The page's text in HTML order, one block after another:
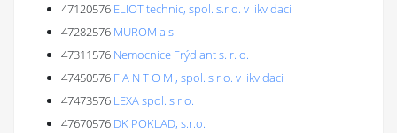
47120576 ELIOT technic, spol. s.r.o. v likvidaci
47282576 MUROM a.s.
47311576 Nemocnice Frýdlant s. r. o.
47450576 F A N T O M , spol. s r.o. v likvidaci
47473576 LEXA spol. s r.o.
47670576 DK POKLAD, s.r.o.